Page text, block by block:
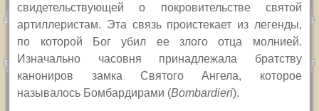
свидетельствующей о покровительстве святой
артиллеристам. Эта связь проистекает из легенды,
по которой Бог убил ее злого отца молнией.
Изначально часовня принадлежала братству
канониров замка Святого Ангела, которое
называлось Бомбардирами (Bombardieri).